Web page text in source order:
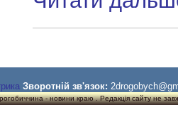
Зворотній зв'язок:
- новини краю . Редакція сайту не